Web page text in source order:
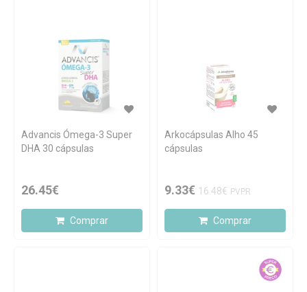
Advancis Ómega-3 Super
DHA 30 cápsulas
26.45€
Comprar
Arkocápsulas Alho 45
cápsulas
9.33€ 16.48€ PVPR
Comprar